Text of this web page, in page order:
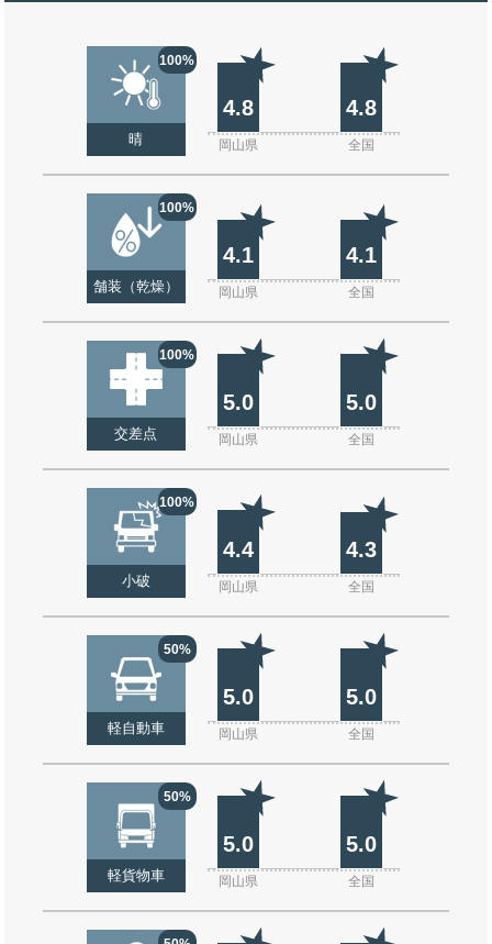
100%
晴
4.8 4.8
岡山県 全国
100%
舗装（乾燥）
4.1 4.1
岡山県 全国
100%
交差点
5.0 5.0
岡山県 全国
100%
小破
4.4 4.3
岡山県 全国
50%
軽自動車
5.0 5.0
岡山県 全国
50%
軽貨物車
5.0 5.0
岡山県 全国